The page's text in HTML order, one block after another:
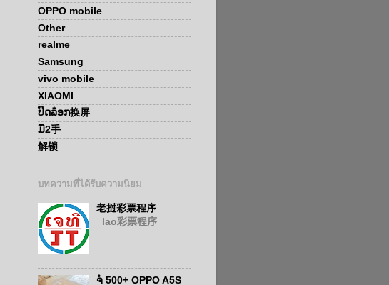
OPPO mobile
Other
realme
Samsung
vivo mobile
XIAOMI
ປົດລ໋ອກ换屏
ມື2手
解锁
บทความที่ได้รับความนิยม
老挝彩票程序
lao彩票程序
ຈໍ 500+ OPPO A5S